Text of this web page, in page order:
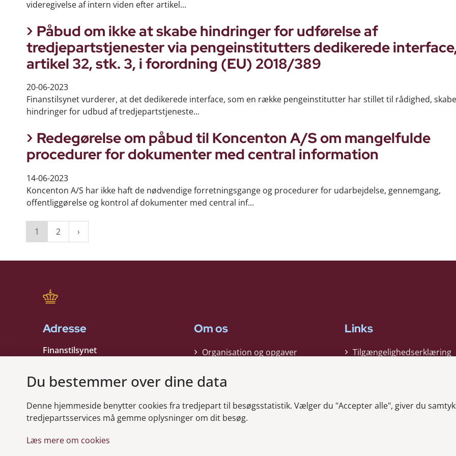
videregivelse af intern viden efter artikel...
Påbud om ikke at skabe hindringer for udførelse af
tredjepartstjenester via pengeinstitutters dedikerede
artikel 32, stk. 3, i forordning (EU) 2018/389
20-06-2023
Finanstilsynet vurderer, at det dedikerede interface, som en række pengeinstitutter har stillet til rådighed,
hindringer for udbud af tredjepartstjeneste...
Redegørelse om påbud til Koncenton A/S om mangelfulde
procedurer for dokumenter med central information
14-06-2023
Koncenton A/S har ikke haft de nødvendige forretningsgange og procedurer for udarbejdelse, gennemgang,
offentliggørelse og kontrol af dokumenter med central inf...
1 2
Adresse
Finanstilsynet
1401 København K
CVR nummer:10598184
Om os
Organisation og opgaver
Kontakt
Modtag nyheder
Links
Tilgængelighedserklæring
Whistleblower
Du bestemmer over dine data
Denne hjemmeside benytter cookies fra tredjepart til besøgsstatistik. Vælger du "Accepter alle", giver du
tredjepartsservices må gemme oplysninger om dit besøg.
Læs mere om cookies